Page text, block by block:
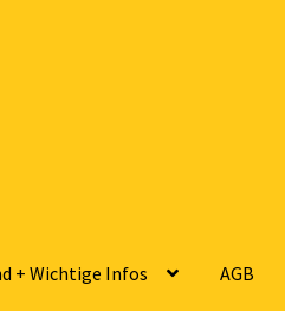
+ Wichtige Infos AGB